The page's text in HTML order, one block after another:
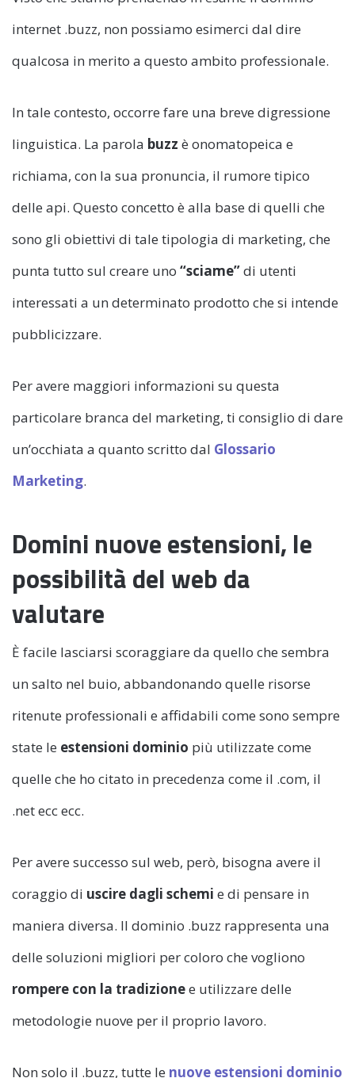
internet .buzz, non possiamo esimerci dal dire
qualcosa in merito a questo ambito professionale.
In tale contesto, occorre fare una breve digressione
linguistica. La parola buzz è onomatopeica e
richiama, con la sua pronuncia, il rumore tipico
delle api. Questo concetto è alla base di quelli che
sono gli obiettivi di tale tipologia di marketing, che
punta tutto sul creare uno “sciame”di utenti
interessati a un determinato prodotto che si intende
pubblicizzare.
Per avere maggiori informazioni su questa
particolare branca del marketing, ti consiglio di dare
un’occhiata a quanto scritto dal Glossario
Marketing.
Domini nuove estensioni, le
possibilità del web da
valutare
È facile lasciarsi scoraggiare da quello che sembra
un salto nel buio, abbandonando quelle risorse
ritenute professionali e affidabili come sono sempre
state le estensioni dominio più utilizzate come
quelle che ho citato in precedenza come il .com, il
.net ecc ecc.
Per avere successo sul web, però, bisogna avere il
coraggio di uscire dagli schemi e di pensare in
maniera diversa. Il dominio .buzz rappresenta una
delle soluzioni migliori per coloro che vogliono
rompere con la tradizionee utilizzare delle
metodologie nuove per il proprio lavoro.
Non solo il .buzz, tutte le nuove estensioni dominio